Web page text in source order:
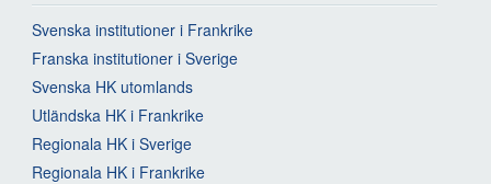
Svenska institutioner i Frankrike
Franska institutioner i Sverige
Svenska HK utomlands
Utländska HK i Frankrike
Regionala HK i Sverige
Regionala HK i Frankrike